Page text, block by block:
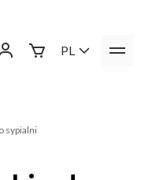
PL
sypialni